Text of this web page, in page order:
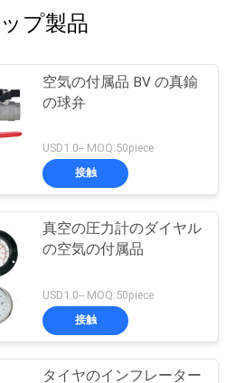
ップ製品
空気の付属品 BV の真鍮
の球弁
USD1.0-- MOQ:50piece
接触
真空の圧力計のダイヤル
の空気の付属品
USD1.0-- MOQ:50piece
接触
タイヤのインフレーター